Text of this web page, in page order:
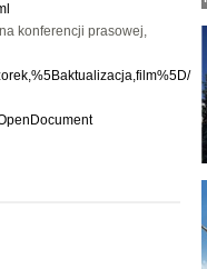
konferencji prasowej,